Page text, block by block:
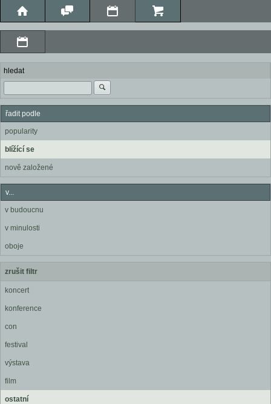
hledat
řadit podle
popularity
blížící se
nově založené
v...
v budoucnu
v minulosti
oboje
zrušit filtr
koncert
konference
con
festival
výstava
film
ostatní